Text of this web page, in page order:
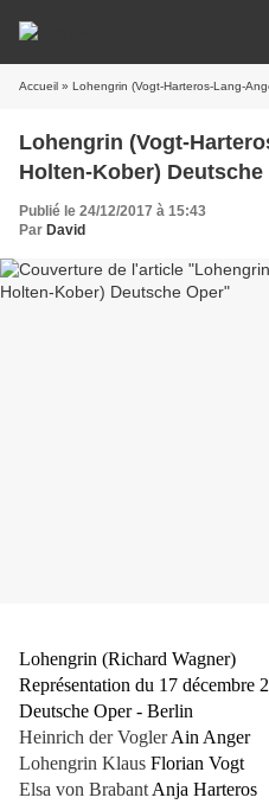
Accueil » Lohengrin (Vogt-Harteros-Lang-
Lohengrin (Vogt-
Holten-Kober) Deutsche
Publié le 24/12/2017 à 15:43
Par David
Lohengrin (Richard Wagner)
Représentation du 17 décembre
Deutsche Oper - Berlin
Heinrich der VoglerAin Anger
Lohengrin Klaus Florian Vogt
Elsa von Brabant Anja Harteros